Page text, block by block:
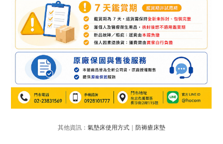
其他資訊： 氣墊床使用方式 防褥瘡床墊